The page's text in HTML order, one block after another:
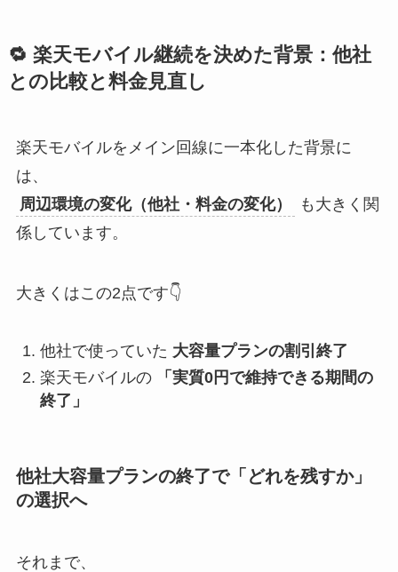
🔁 楽天モバイル継続を決めた背景：他社
との比較と料金見直し
楽天モバイルをメイン回線に一本化した背景に
は、
周辺環境の変化（他社・料金の変化）
も大きく関
係しています。
大きくはこの2点です👇
他社で使っていた 大容量プランの割引終了
楽天モバイルの
「実質0円で維持できる期間の
終了」
他社大容量プランの終了で「どれを残すか」
の選択へ
それまで、